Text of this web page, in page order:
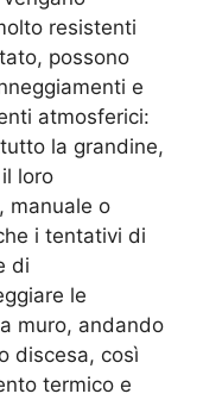
resistenti
possono
e
atmosferici:
la grandine,
loro
manuale o
i tentativi di
di
le
muro, andando
discesa, così
termico e